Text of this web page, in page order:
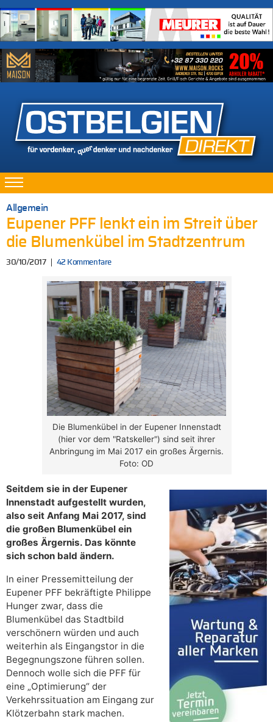
Allgemein
Eupener PFF lenkt ein im Streit über
die Blumenkübel im Stadtzentrum
30/10/2017 42 Kommentare
Die Blumenkübel in der Eupener Innenstadt
(hier vor dem "Ratskeller") sind seit ihrer
Anbringung im Mai 2017 ein großes Ärgernis.
Foto: OD
Seitdem sie in der Eupener
Innenstadt aufgestellt wurden,
also seit Anfang Mai 2017, sind
die großen Blumenkübel ein
großes Ärgernis. Das könnte
sich schon bald ändern.
In einer Pressemitteilung der
Eupener PFF bekräftigte Philippe
Hunger zwar, dass die
Blumenkübel das Stadtbild
verschönern würden und auch
weiterhin als Eingangstor in die
Begegnungszone führen sollen.
Dennoch wolle sich die PFF für
eine „Optimierung“ der
Verkehrssituation am Eingang zur
Klötzerbahn stark machen.